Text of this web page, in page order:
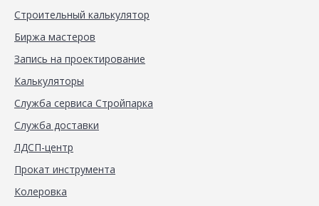
Строительный калькулятор
Биржа мастеров
Запись на проектирование
Калькуляторы
Служба сервиса Стройпарка
Служба доставки
ЛДСП-центр
Прокат инструмента
Колеровка